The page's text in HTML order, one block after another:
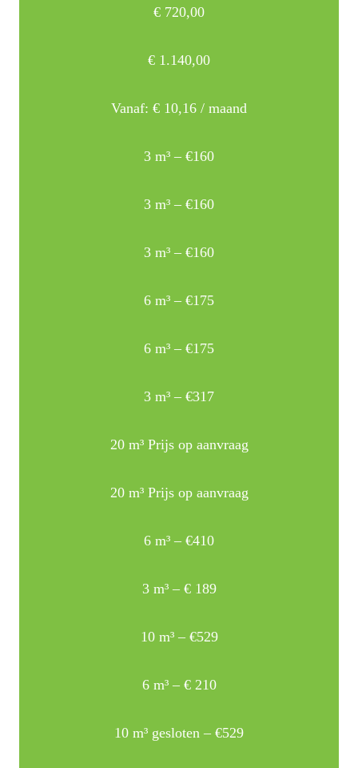
€ 720,00
€ 1.140,00
Vanaf: € 10,16 / maand
3 m³ – €160
3 m³ – €160
3 m³ – €160
6 m³ – €175
6 m³ – €175
3 m³ – €317
20 m³ Prijs op aanvraag
20 m³ Prijs op aanvraag
6 m³ – €410
3 m³ – € 189
10 m³ – €529
6 m³ – € 210
10 m³ gesloten – €529